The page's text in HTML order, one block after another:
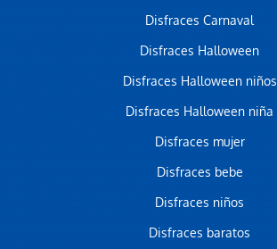
Disfraces Carnaval
Disfraces Halloween
Disfraces Halloween niños
Disfraces Halloween niña
Disfraces mujer
Disfraces bebe
Disfraces niños
Disfraces baratos